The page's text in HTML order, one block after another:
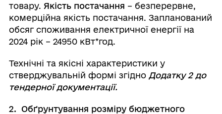
товару. Якість постачання – безперервне,
комерційна якість постачання. Запланований
обсяг споживання електричної енергії на
2024 рік – 24950 кВт*год.
Технічні та якісні характеристики у
стверджувальній формі згідно Додатку 2 до
тендерної документації.
2. Обґрунтування розміру бюджетного